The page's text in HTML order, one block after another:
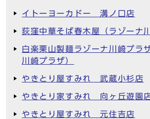
イトーヨーカドー 溝ノ口店
荻窪中華そば春木屋（ラゾーナ
白楽栗山製麺ラゾーナ川崎プラ
川崎プラザ）
やきとり屋すみれ 武蔵小杉店
やきとり家すみれ 向ヶ丘遊園
やきとり屋すみれ 元住吉店